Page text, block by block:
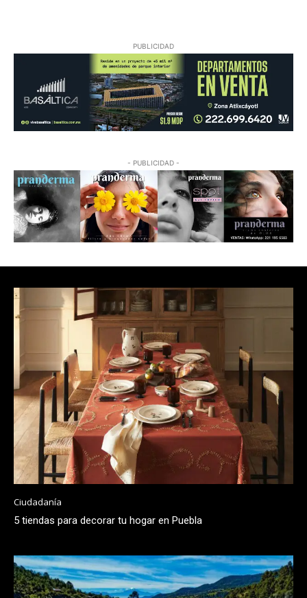
PUBLICIDAD
- PUBLICIDAD -
Ciudadanía
5 tiendas para decorar tu hogar en Puebla